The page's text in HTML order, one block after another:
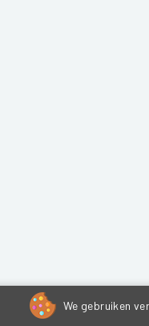
We gebruiken